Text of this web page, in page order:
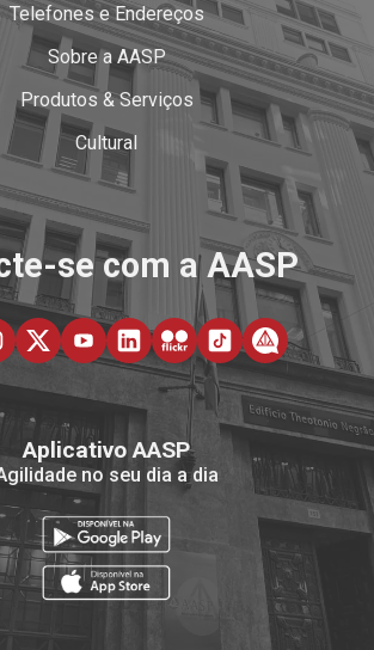
Telefones e Endereços
Sobre a AASP
Produtos & Serviços
Cultural
se com a AASP
Aplicativo AASP
no seu dia a dia